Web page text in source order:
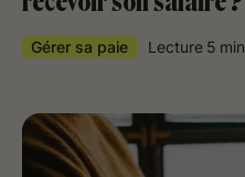
Gérer sa paie Lecture 5 min